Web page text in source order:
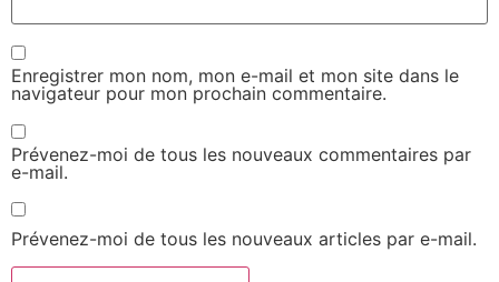
Enregistrer mon nom, mon e-mail et mon site dans le
navigateur pour mon prochain commentaire.
Prévenez-moi de tous les nouveaux commentaires par
e-mail.
Prévenez-moi de tous les nouveaux articles par e-mail.